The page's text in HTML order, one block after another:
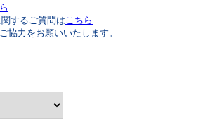
するご質問はこちら
協力をお願いいたします。